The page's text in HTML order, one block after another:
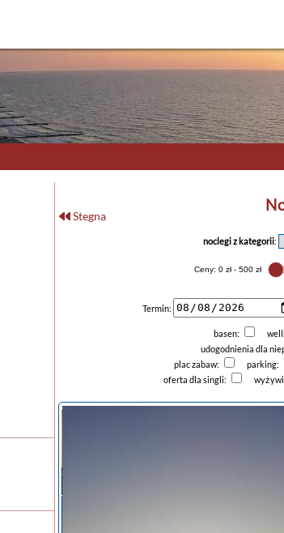
Stegna
noclegi z kategorii:
Termin:
basen:
udogodnienia dla
plac zabaw:
parking:
oferta dla singli: